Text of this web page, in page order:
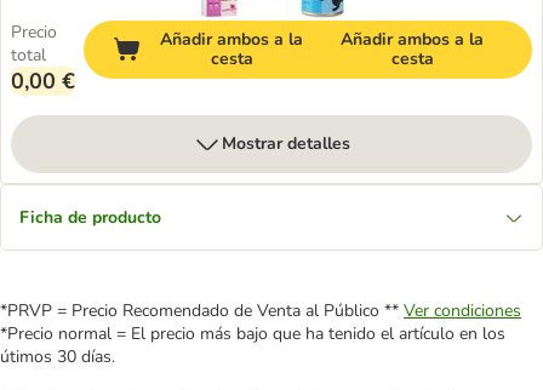
Precio
total
0,00 €
Añadir ambos a la
cesta
Añadir ambos a la
cesta
Mostrar detalles
Ficha de producto
*PRVP = Precio Recomendado de Venta al Público ** Ver condiciones
*Precio normal = El precio más bajo que ha tenido el artículo en los
útimos 30 días.